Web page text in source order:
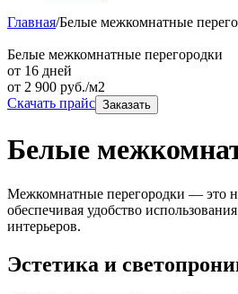
Главная/Белые межкомнатные
Белые межкомнатные перегородки
от 16 дней
от 2 900 руб./м2
Скачать прайс Заказать
Белые
Межкомнатные перегородки — это
обеспечивая удобство
интерьеров.
Эстетика и